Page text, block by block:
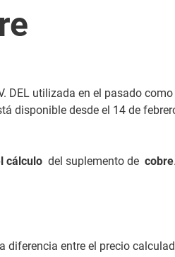
DEL utilizada en el pasado como
disponible desde el 14 de
cálculo del suplemento de cobre.
diferencia entre el precio